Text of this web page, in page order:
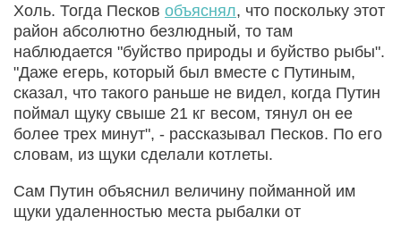
Холь. Тогда Песков объяснял, что поскольку этот
район абсолютно безлюдный, то там
наблюдается "буйство природы и буйство рыбы".
"Даже егерь, который был вместе с Путиным,
сказал, что такого раньше не видел, когда Путин
поймал щуку свыше 21 кг весом, тянул он ее
более трех минут", - рассказывал Песков. По его
словам, из щуки сделали котлеты.
Сам Путин объяснил величину пойманной им
щуки удаленностью места рыбалки от